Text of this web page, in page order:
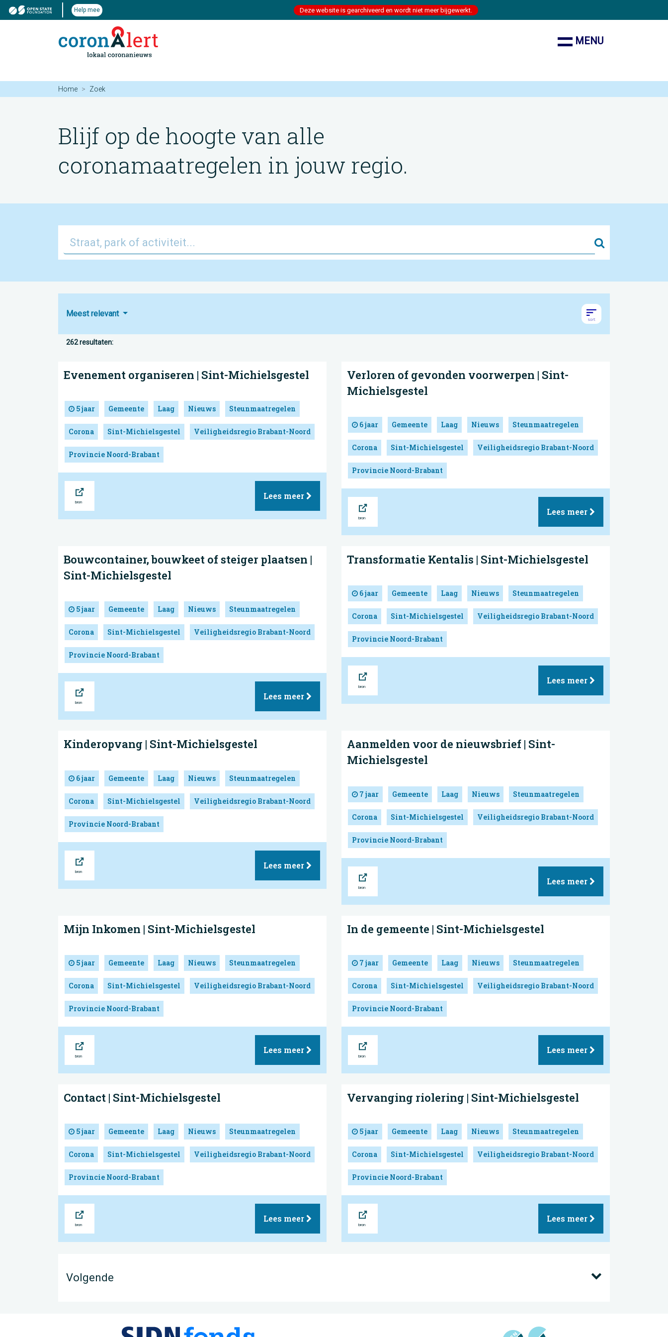
Help mee Deze website is gearchiveerd en wordt niet meer bijgewerkt.
MENU
Home Zoek
Blijf op de hoogte van alle
coronamaatregelen in jouw regio.
Zoek
Meest relevant
262 resultaten:
Evenement organiseren | Sint-Michielsgestel
5 jaar Gemeente Laag Nieuws Steunmaatregelen
Corona Sint-Michielsgestel Veiligheidsregio Brabant-Noord
Provincie Noord-Brabant
Lees meer
Verloren of gevonden voorwerpen | Sint-
Michielsgestel
6 jaar Gemeente Laag Nieuws Steunmaatregelen
Corona Sint-Michielsgestel Veiligheidsregio Brabant-Noord
Provincie Noord-Brabant
Lees meer
Bouwcontainer, bouwkeet of steiger plaatsen |
Sint-Michielsgestel
5 jaar Gemeente Laag Nieuws Steunmaatregelen
Corona Sint-Michielsgestel Veiligheidsregio Brabant-Noord
Provincie Noord-Brabant
Lees meer
Transformatie Kentalis | Sint-Michielsgestel
6 jaar Gemeente Laag Nieuws Steunmaatregelen
Corona Sint-Michielsgestel Veiligheidsregio Brabant-Noord
Provincie Noord-Brabant
Lees meer
Kinderopvang | Sint-Michielsgestel
6 jaar Gemeente Laag Nieuws Steunmaatregelen
Corona Sint-Michielsgestel Veiligheidsregio Brabant-Noord
Provincie Noord-Brabant
Lees meer
Aanmelden voor de nieuwsbrief | Sint-
Michielsgestel
7 jaar Gemeente Laag Nieuws Steunmaatregelen
Corona Sint-Michielsgestel Veiligheidsregio Brabant-Noord
Provincie Noord-Brabant
Lees meer
Mijn Inkomen | Sint-Michielsgestel
5 jaar Gemeente Laag Nieuws Steunmaatregelen
Corona Sint-Michielsgestel Veiligheidsregio Brabant-Noord
Provincie Noord-Brabant
Lees meer
In de gemeente | Sint-Michielsgestel
7 jaar Gemeente Laag Nieuws Steunmaatregelen
Corona Sint-Michielsgestel Veiligheidsregio Brabant-Noord
Provincie Noord-Brabant
Lees meer
Contact | Sint-Michielsgestel
5 jaar Gemeente Laag Nieuws Steunmaatregelen
Corona Sint-Michielsgestel Veiligheidsregio Brabant-Noord
Provincie Noord-Brabant
Lees meer
Vervanging riolering | Sint-Michielsgestel
5 jaar Gemeente Laag Nieuws Steunmaatregelen
Corona Sint-Michielsgestel Veiligheidsregio Brabant-Noord
Provincie Noord-Brabant
Lees meer
Volgende